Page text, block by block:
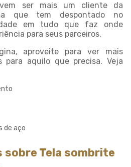
ser mais um cliente da
que tem despontado no
em tudo que faz onde
para seus parceiros.
aproveite para ver mais
para aquilo que precisa. Veja
de aço
sobre Tela sombrite